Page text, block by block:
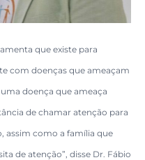
que existe para
com doenças que ameaçam
doença que ameaça
de chamar atenção para
assim como a família que
de atenção”, disse Dr. Fábio